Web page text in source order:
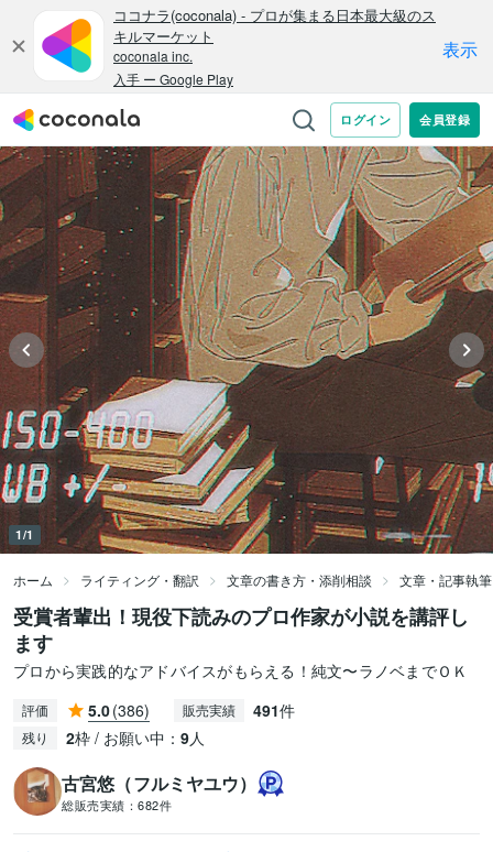
1/1
ホーム ライティング・翻訳 文章の書き方・添削相談 文章・記事執
受賞者輩出！現役下読みのプロ作家が小説を講評し
ます
プロから実践的なアドバイスがもらえる！純文〜ラノベまでＯＫ
評価 5.0(386) 販売実績 491件
残り 2枠 / お願い中： 9人
古宮悠（フルミヤユウ）
総販売実績： 682件